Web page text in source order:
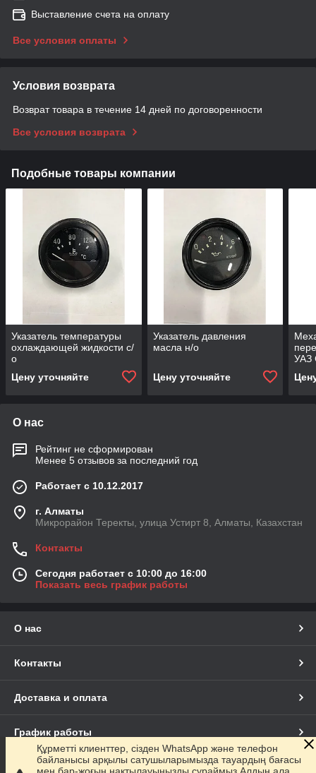
Выставление счета на оплату
Все условия оплаты
Условия возврата
Возврат товара в течение 14 дней по договоренности
Все условия возврата
Подобные товары компании
Указатель температуры
охлаждающей жидкости с/
о
Цену уточняйте
Указатель давления
масла н/о
Цену уточняйте
УАЗ
О нас
Рейтинг не сформирован
Менее 5 отзывов за последний год
Работает с 10.12.2017
г. Алматы
Микрорайон Теректы, улица Устирт 8, Алматы, Казахстан
Контакты
Сегодня работает с 10:00 до 16:00
Показать весь график работы
О нас
Контакты
Доставка и оплата
График работы
Полная версия сайта
Құрметті клиенттер, сізден WhatsApp және телефон
байланысы арқылы сатушыларымызда тауардың бағасы